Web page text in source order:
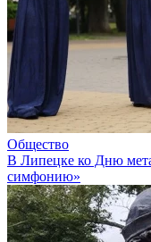
Общество
В Липецке ко Дню
симфонию»